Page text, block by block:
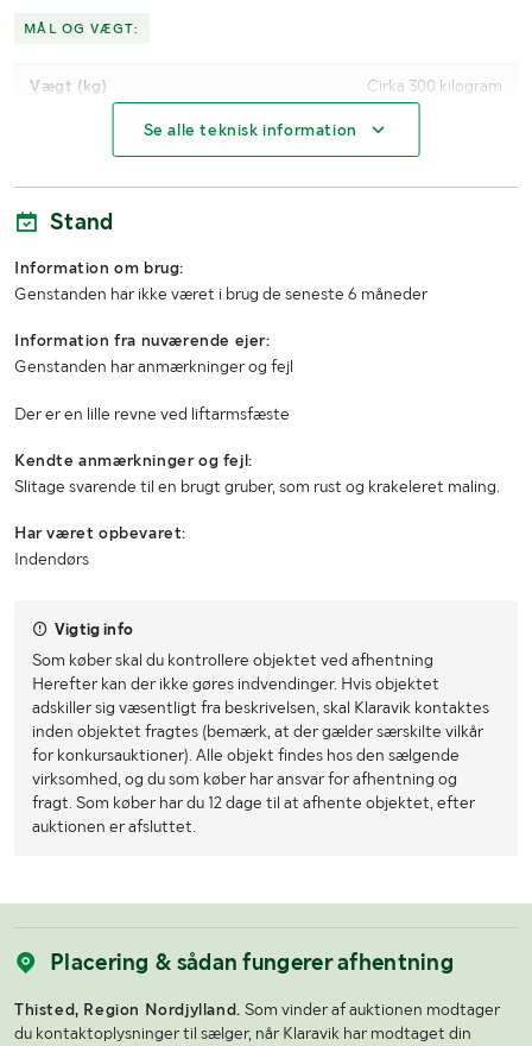
MÅL OG VÆGT:
Vægt (kg) Cirka 300 kilogram
Arbejdsbredde (m)
Antal tænder/tallerkener
Tand-/tallerkenafstand (cm)
Transporthøjde (m)
Transportlængde (m)
Se alle teknisk information
Stand
Information om brug:
Genstanden har ikke været i brug de seneste 6 måneder
Information fra nuværende ejer:
Genstanden har anmærkninger og fejl
Der er en lille revne ved liftarmsfæste
Kendte anmærkninger og fejl:
Slitage svarende til en brugt gruber, som rust og krakeleret maling.
Har været opbevaret:
Indendørs
Vigtig info
Som køber skal du kontrollere objektet ved afhentning
Herefter kan der ikke gøres indvendinger. Hvis objektet
adskiller sig væsentligt fra beskrivelsen, skal Klaravik kontaktes
inden objektet fragtes (bemærk, at der gælder særskilte vilkår
for konkursauktioner). Alle objekt findes hos den sælgende
virksomhed, og du som køber har ansvar for afhentning og
fragt. Som køber har du 12 dage til at afhente objektet, efter
auktionen er afsluttet.
Placering & sådan fungerer afhentning
Thisted, Region Nordjylland. Som vinder af auktionen modtager
du kontaktoplysninger til sælger, når Klaravik har modtaget din